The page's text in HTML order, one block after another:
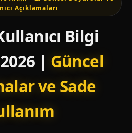
Açıklamaları
Bilgi
| Güncel
ve Sade